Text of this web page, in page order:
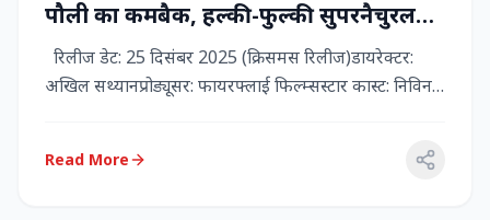
पौली का कमबैक, हल्की-फुल्की सुपरनैचुरल
कॉमेडी जो दिल को छू जाती है
रिलीज डेट: 25 दिसंबर 2025 (क्रिसमस रिलीज)डायरेक्टर:
अखिल सथ्यानप्रोड्यूसर: फायरफ्लाई फिल्म्सस्टार कास्ट: निविन
Read More